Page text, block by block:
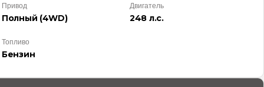
Привод
Полный (4WD)
Двигатель
248 л.с.
Топливо
Бензин